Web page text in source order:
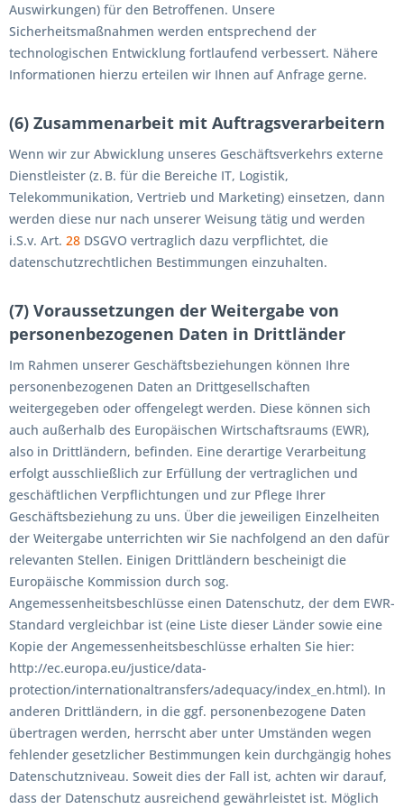
Auswirkungen) für den Betroffenen. Unsere
Sicherheitsmaßnahmen werden entsprechend der
technologischen Entwicklung fortlaufend verbessert. Nähere
Informationen hierzu erteilen wir Ihnen auf Anfrage gerne.
(6) Zusammenarbeit mit Auftragsverarbeitern
Wenn wir zur Abwicklung unseres Geschäftsverkehrs externe
Dienstleister (z. B. für die Bereiche IT, Logistik,
Telekommunikation, Vertrieb und Marketing) einsetzen, dann
werden diese nur nach unserer Weisung tätig und werden
i.S.v. Art. 28 DSGVO vertraglich dazu verpflichtet, die
datenschutzrechtlichen Bestimmungen einzuhalten.
(7) Voraussetzungen der Weitergabe von
personenbezogenen Daten in Drittländer
Im Rahmen unserer Geschäftsbeziehungen können Ihre
personenbezogenen Daten an Drittgesellschaften
weitergegeben oder offengelegt werden. Diese können sich
auch außerhalb des Europäischen Wirtschaftsraums (EWR),
also in Drittländern, befinden. Eine derartige Verarbeitung
erfolgt ausschließlich zur Erfüllung der vertraglichen und
geschäftlichen Verpflichtungen und zur Pflege Ihrer
Geschäftsbeziehung zu uns. Über die jeweiligen Einzelheiten
der Weitergabe unterrichten wir Sie nachfolgend an den dafür
relevanten Stellen. Einigen Drittländern bescheinigt die
Europäische Kommission durch sog.
Angemessenheitsbeschlüsse einen Datenschutz, der dem EWR-
Standard vergleichbar ist (eine Liste dieser Länder sowie eine
Kopie der Angemessenheitsbeschlüsse erhalten Sie hier:
http://ec.europa.eu/justice/data-
protection/internationaltransfers/adequacy/index_en.html). In
anderen Drittländern, in die ggf. personenbezogene Daten
übertragen werden, herrscht aber unter Umständen wegen
fehlender gesetzlicher Bestimmungen kein durchgängig hohes
Datenschutzniveau. Soweit dies der Fall ist, achten wir darauf,
dass der Datenschutz ausreichend gewährleistet ist. Möglich